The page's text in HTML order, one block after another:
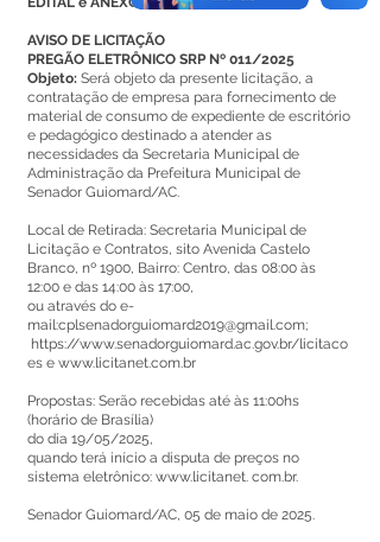
AVISO DE LICITAÇÃO
PREGÃO ELETRÔNICO SRP Nº 011/2025
Objeto: Será objeto da presente licitação, a
contratação de empresa para fornecimento de
material de consumo de expediente de escritório
e pedagógico destinado a atender as
necessidades da Secretaria Municipal de
Administração da Prefeitura Municipal de
Senador Guiomard/AC.
Local de Retirada: Secretaria Municipal de
Licitação e Contratos, sito Avenida Castelo
Branco, nº 1900, Bairro: Centro, das 08:00 às
12:00 e das 14:00 às 17:00,
ou através do e-
mail:cplsenadorguiomard2019@gmail.com;
https://www.senadorguiomard.ac.gov.br/licitaco
es e www.licitanet.com.br
Propostas: Serão recebidas até às 11:00hs
(horário de Brasília)
do dia 19/05/2025,
quando terá início a disputa de preços no
sistema eletrônico: www.licitanet. com.br.
Senador Guiomard/AC, 05 de maio de 2025.